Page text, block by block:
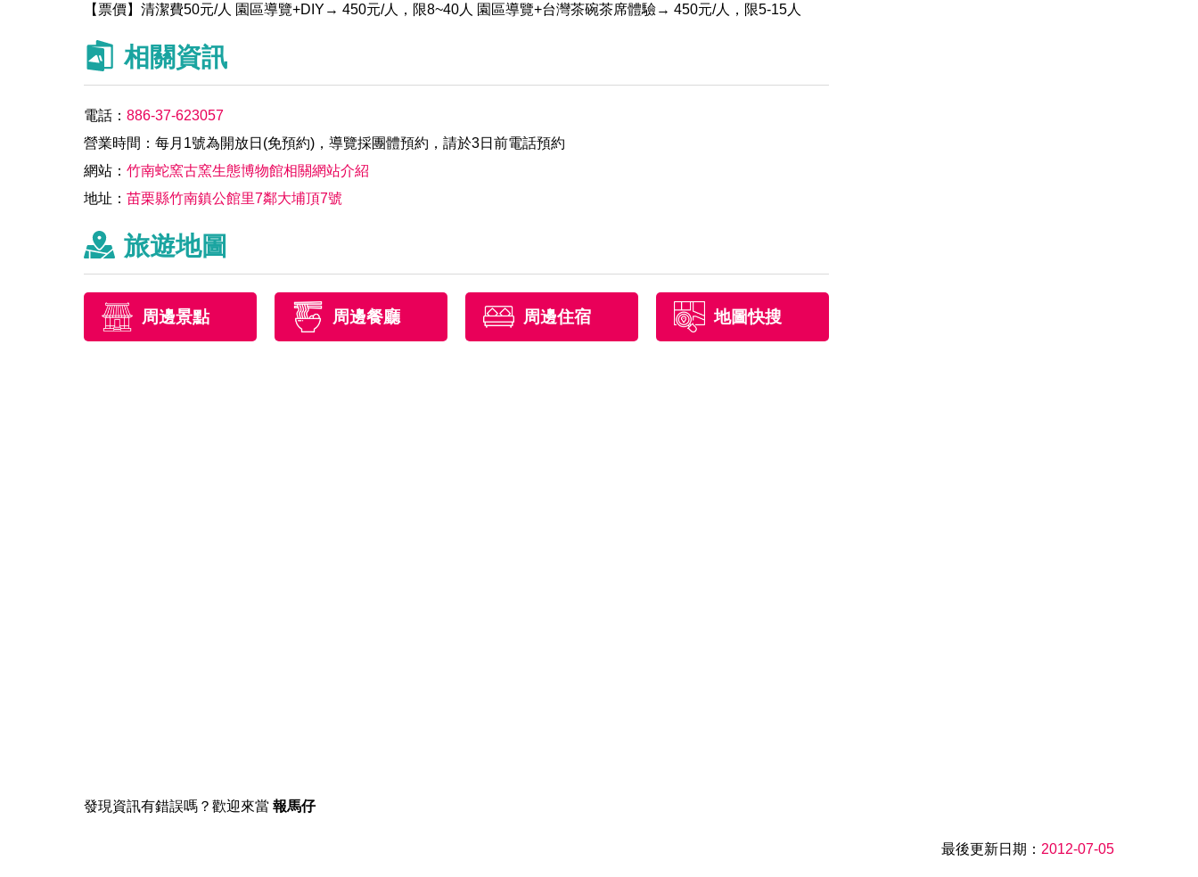
【票價】清潔費50元/人 園區導覽+DIY→ 450元/人，限8~40人 園區導覽+台灣茶碗茶席體驗→ 450元/人，限5-15人
相關資訊
電話：886-37-623057
營業時間：每月1號為開放日(免預約)，導覽採團體預約，請於3日前電話預約
網站：竹南蛇窯古窯生態博物館相關網站介紹
地址：苗栗縣竹南鎮公館里7鄰大埔頂7號
旅遊地圖
周邊景點 周邊餐廳 周邊住宿 地圖快搜
發現資訊有錯誤嗎？歡迎來當報馬仔
最後更新日期： 2012-07-05